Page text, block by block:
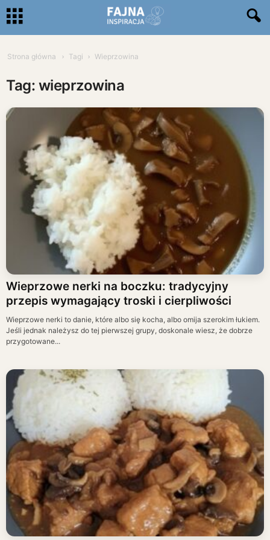
Strona główna Tagi Wieprzowina
Tag: wieprzowina
Wieprzowe nerki na boczku: tradycyjny
przepis wymagający troski i cierpliwości
Wieprzowe nerki to danie, które albo się kocha, albo omija szerokim łukiem.
Jeśli jednak należysz do tej pierwszej grupy, doskonale wiesz, że dobrze
przygotowane...